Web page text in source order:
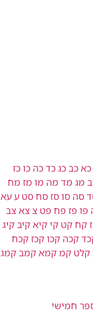
כאכבכגכדכה כוכז
מג מד מה מו מז מח
סה סוסזסחסט עעא
פו פז פח פט צ צא צב
קחקט קיקיאקיבקיג
קכה קכוקכזקכח
קלט קמ קמאקמבקמג
חמישי